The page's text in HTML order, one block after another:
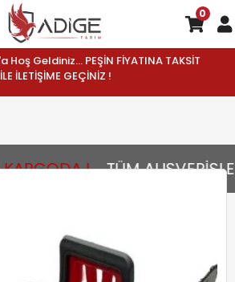
Geldiniz... PEŞİN FİYATINA TAKSİT
İLETİŞİME GEÇİNİZ !
! TÜM
0